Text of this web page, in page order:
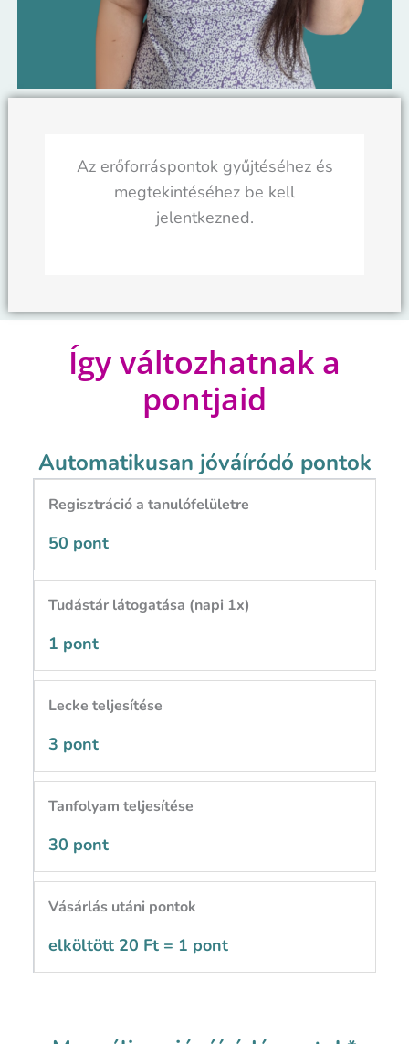
Az erőforráspontok gyűjtéséhez és
megtekintéséhez be kell
jelentkezned.
Így változhatnak a
pontjaid
Automatikusan jóváíródó pontok
Regisztráció a tanulófelületre
50 pont
Tudástár látogatása (napi 1x)
1 pont
Lecke teljesítése
3 pont
Tanfolyam teljesítése
30 pont
Vásárlás utáni pontok
elköltött 20 Ft = 1 pont